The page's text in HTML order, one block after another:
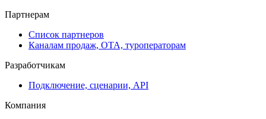
Партнерам
Список партнеров
Каналам продаж, ОТА, туроператорам
Разработчикам
Подключение, сценарии, API
Компания